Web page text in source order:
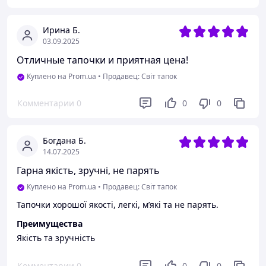
Зручні та привабливі капці
Недостатки
Шкода, що не вітчизняного виробництва. Недоліків не
помітила
Ирина Б.
03.09.2025
Отличные тапочки и приятная цена!
Куплено на Prom.ua • Продавец: Світ тапок
Комментарии 0 0 0
Богдана Б.
14.07.2025
Гарна якість, зручні, не парять
Куплено на Prom.ua • Продавец: Світ тапок
Тапочки хорошої якості, легкі, мʼякі та не парять.
Преимущества
Якість та зручність